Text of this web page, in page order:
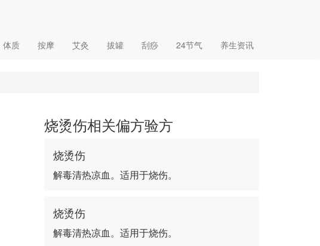
体质 按摩 艾灸 拔罐 刮痧 24节气 养生资讯
烧烫伤相关偏方验方
烧烫伤
解毒清热凉血。适用于烧伤。
烧烫伤
解毒清热凉血。适用于烧伤。